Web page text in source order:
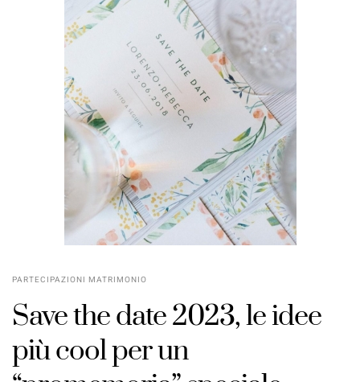
PARTECIPAZIONI MATRIMONIO
Save the date 2023, le idee
più cool per un